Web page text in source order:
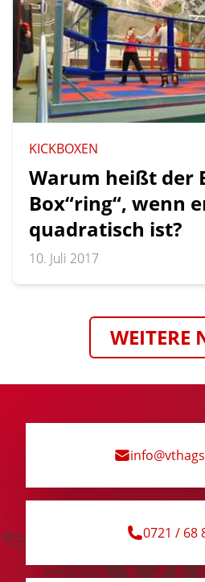
KICKBOXEN
Warum heißt der
Box“ring“, wenn
quadratisch ist?
10. Juli 2017
WEITERE
0721 / 68